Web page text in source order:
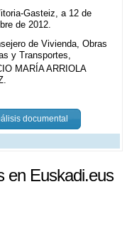
Gasteiz, a 12 de
de 2012.
de Vivienda, Obras
y Transportes,
MARÍA ARRIOLA
documental
en Euskadi.eus